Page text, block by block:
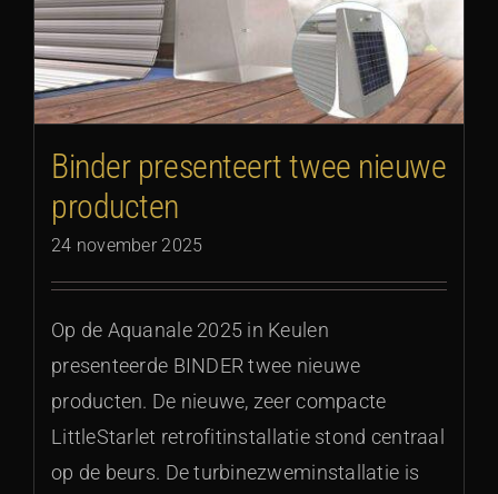
Binder presenteert twee nieuwe
producten
24 november 2025
Op de Aquanale 2025 in Keulen
presenteerde BINDER twee nieuwe
producten. De nieuwe, zeer compacte
LittleStarlet retrofitinstallatie stond centraal
op de beurs. De turbinezweminstallatie is